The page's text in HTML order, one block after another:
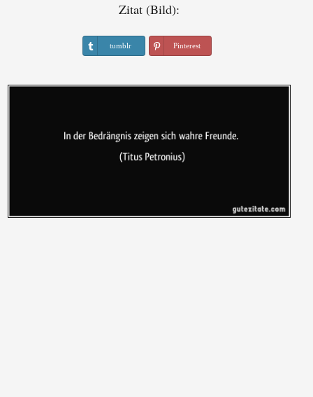
Zitat (Bild):
tumblr Pinterest